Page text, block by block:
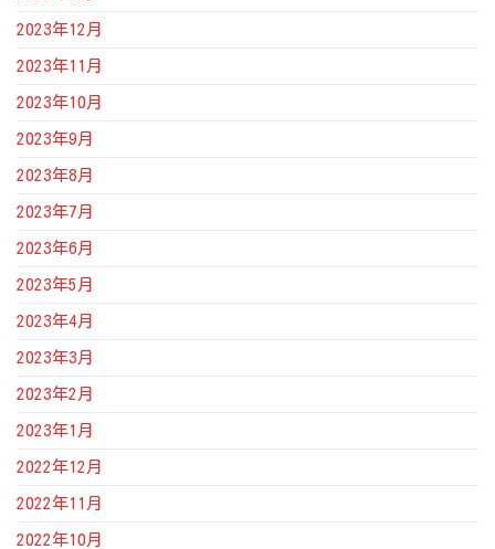
2023年12月
2023年11月
2023年10月
2023年9月
2023年8月
2023年7月
2023年6月
2023年5月
2023年4月
2023年3月
2023年2月
2023年1月
2022年12月
2022年11月
2022年10月